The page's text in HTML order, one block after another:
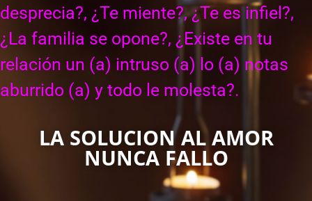
desprecia?, ¿Te miente?, ¿Te es infiel?,
¿La familia se opone?, ¿Existe en tu
relación un (a) intruso (a) lo (a) notas
aburrido (a) y todo le molesta?.
LA SOLUCION AL AMOR
NUNCA FALLO